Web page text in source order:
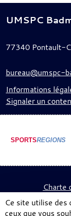
UMSPC
77340 Pontault-
bureau@umspc-
Informations
Signaler un
SPORTSREGIONS
Charte
Ce site utilise des
ceux que vous